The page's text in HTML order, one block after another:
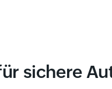
sichere